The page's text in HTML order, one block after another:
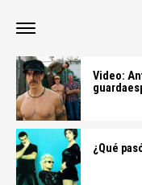
Video:
¿Qué